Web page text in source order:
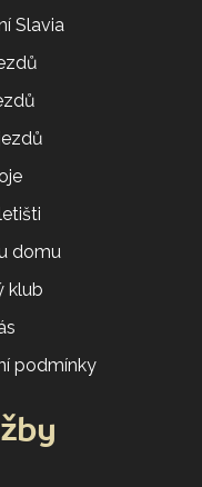
Slavia
domu
klub
podmínky